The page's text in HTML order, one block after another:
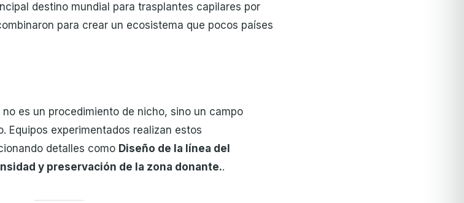
destino mundial para trasplantes capilares por
para crear un ecosistema que pocos países
es un procedimiento de nicho, sino un campo
Equipos experimentados realizan estos
detalles como Diseño de la línea del
y preservación de la zona donante..